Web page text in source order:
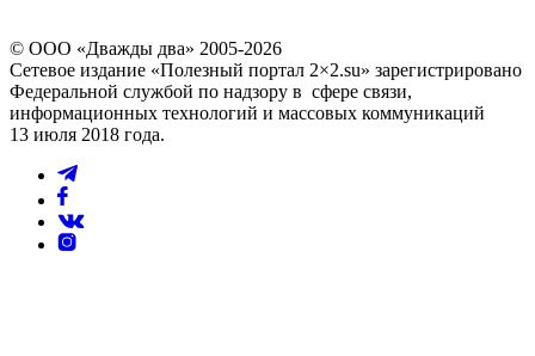
© ООО «Дважды два» 2005-2026
Сетевое издание «Полезный портал 2×2.su» зарегистрировано
Федеральной службой по надзору в сфере связи,
информационных технологий и массовых коммуникаций
13 июля 2018 года.